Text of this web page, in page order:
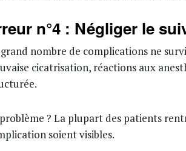
n°4 : Négliger le
nombre de complications ne
cicatrisation, réactions aux
? La plupart des patients
soient visibles.